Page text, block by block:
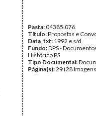
Pasta:04385.076
Título:Propostas e
Data_txt: 1992 e s/d
Fundo:DPS -
Histórico PS
Tipo Documental:
Página(s):29 (28